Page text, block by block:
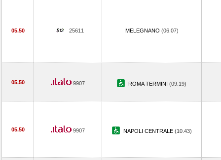
05.50 25611 MELEGNANO (06.07)
05.50 9907 ROMA TERMINI (09.19)
05.50 9907 NAPOLI CENTRALE (10.43)